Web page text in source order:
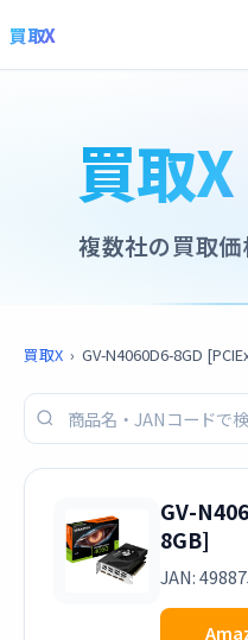
買取X
買取X
複数社の買取
買取X › GV-N4060D6-8GD
GV-
8GB]
JAN: